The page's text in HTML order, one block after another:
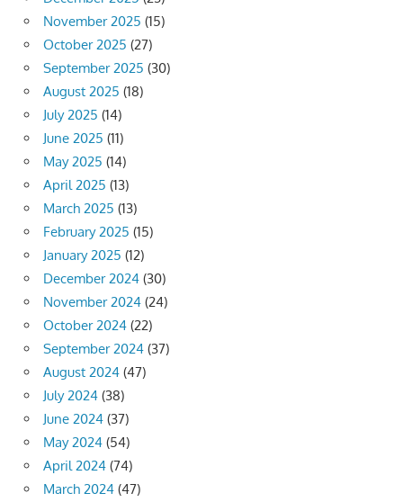
November 2025 (15)
October 2025 (27)
September 2025 (30)
August 2025 (18)
July 2025 (14)
June 2025 (11)
May 2025 (14)
April 2025 (13)
March 2025 (13)
February 2025 (15)
January 2025 (12)
December 2024 (30)
November 2024 (24)
October 2024 (22)
September 2024 (37)
August 2024 (47)
July 2024 (38)
June 2024 (37)
May 2024 (54)
April 2024 (74)
March 2024 (47)